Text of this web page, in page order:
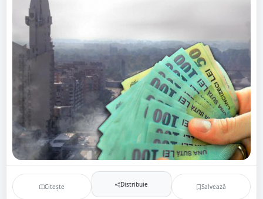
Citește Distribuie Salvează